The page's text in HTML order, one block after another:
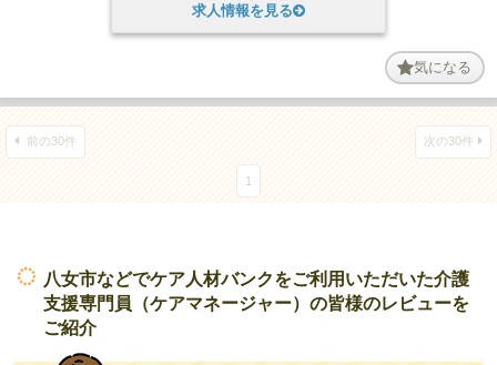
求人情報を見る
気になる
前の30件 次の30件
1
八女市などでケア人材バンクをご利用いただいた介護
支援専門員（ケアマネージャー）の皆様のレビューを
ご紹介